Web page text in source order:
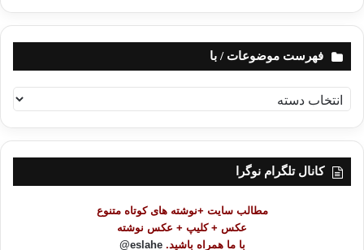
فهرست موضوعات / با
ه
ر
کانال تلگرام نوگرا
مطالب سایت +نوشته های کوتاه متنوع
عکس + کلیپ + عکس نوشته
با ما همراه باشید. eslahe@